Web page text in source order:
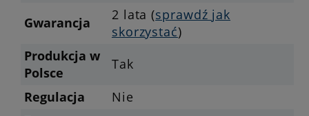
Gwarancja 2 lata (sprawdź jak
skorzystać)
Produkcja w
Polsce
Tak
Regulacja
Nie